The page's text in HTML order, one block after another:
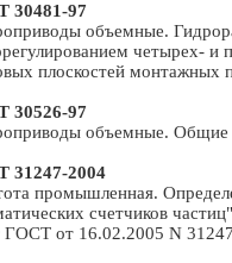
30481-97
объемные.
четырех-
плоскостей монтажных
30526-97
объемные.
31247-2004
промышленная.
счетчиков
ГОСТ от 16.02.2005 N